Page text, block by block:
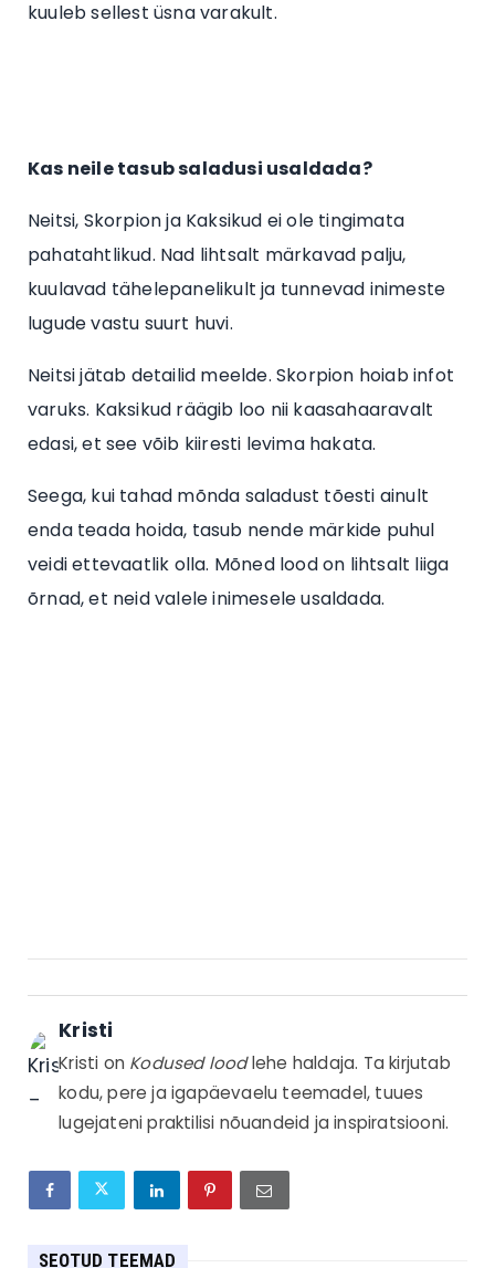
kuuleb sellest üsna varakult.
Kas neile tasub saladusi usaldada?
Neitsi, Skorpion ja Kaksikud ei ole tingimata
pahatahtlikud. Nad lihtsalt märkavad palju,
kuulavad tähelepanelikult ja tunnevad inimeste
lugude vastu suurt huvi.
Neitsi jätab detailid meelde. Skorpion hoiab infot
varuks. Kaksikud räägib loo nii kaasahaaravalt
edasi, et see võib kiiresti levima hakata.
Seega, kui tahad mõnda saladust tõesti ainult
enda teada hoida, tasub nende märkide puhul
veidi ettevaatlik olla. Mõned lood on lihtsalt liiga
õrnad, et neid valele inimesele usaldada.
Kristi
Kristi on Kodused loodlehe haldaja. Ta kirjutab
kodu, pere ja igapäevaelu teemadel, tuues
lugejateni praktilisi nõuandeid ja inspiratsiooni.
SEOTUD TEEMAD